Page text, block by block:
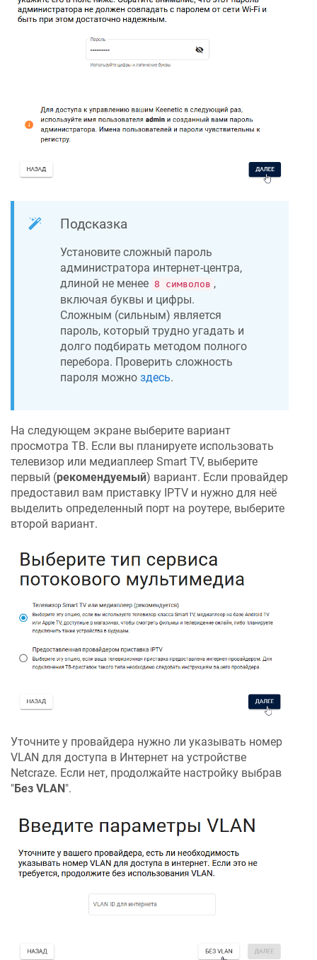
Подсказка
Установите сложный пароль
администратора интернет-центра,
длиной не менее 8 символов ,
включая буквы и цифры.
Сложным (сильным) является
пароль, который трудно угадать и
долго подбирать методом полного
перебора. Проверить сложность
пароля можно здесь.
На следующем экране выберите вариант
просмотра ТВ. Если вы планируете использовать
телевизор или медиаплеер Smart TV, выберите
первый (рекомендуемый) вариант. Если провайдер
предоставил вам приставку IPTV и нужно для неё
выделить определенный порт на роутере, выберите
второй вариант.
Уточните у провайдера нужно ли указывать номер
VLAN для доступа в Интернет на устройстве
Netcraze. Если нет, продолжайте настройку выбрав
"Без VLAN".